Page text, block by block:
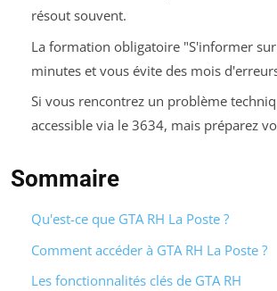
résout souvent.
La formation obligatoire "S'informer sur
minutes et vous évite des mois
Si vous rencontrez un problème
accessible via le 3634, mais préparez
Sommaire
Qu'est-ce que GTA RH La Poste ?
Comment accéder à GTA RH La Poste ?
Les fonctionnalités clés de GTA RH